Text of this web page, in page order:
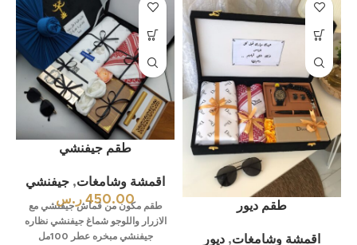
طقم ديور
اقمشة وشامغات, ديور
طقم جيفنشي
اقمشة وشامغات, جيفنشي
450.00 ر.س
طقم مكون من قماش جيفنشي مع
الازرار واللوجو شماغ جيفنشي نظاره
جيفنشي مبخره عطر 100مل